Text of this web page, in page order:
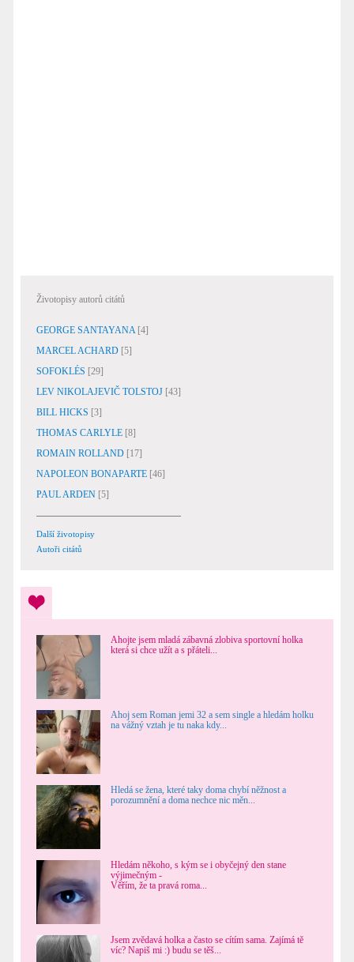
Životopisy autorů citátů
GEORGE SANTAYANA [4]
MARCEL ACHARD [5]
SOFOKLÉS [29]
LEV NIKOLAJEVIČ TOLSTOJ [43]
BILL HICKS [3]
THOMAS CARLYLE [8]
ROMAIN ROLLAND [17]
NAPOLEON BONAPARTE [46]
PAUL ARDEN [5]
Další životopisy
Autoři citátů
Ahojte jsem mladá zábavná zlobiva sportovní holka
která si chce užít a s přáteli...
Ahoj sem Roman jemi 32 a sem single a hledám holku
na vážný vztah je tu naka kdy...
Hledá se žena, které taky doma chybí něžnost a
porozumnění a doma nechce nic měn...
Hledám někoho, s kým se i obyčejný den stane
výjimečným -
Věřím, že ta pravá roma...
Jsem zvědavá holka a často se cítím sama. Zajímá tě
víc? Napiš mi :) budu se těš...